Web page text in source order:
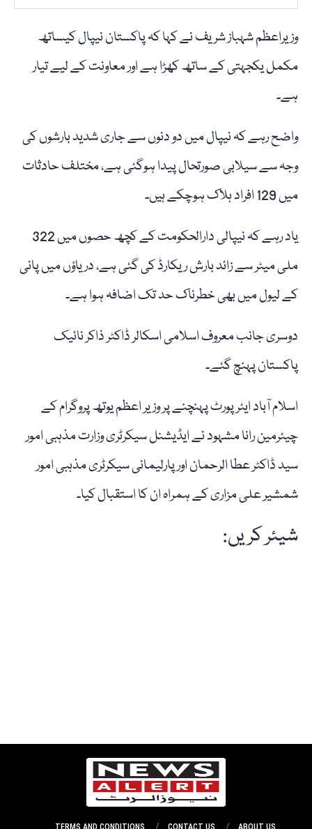
وزیراعظم شہباز شریف نے کہا کہ پاکستان نیپال کیساتھ
مکمل یکجہتی کے ساتھ کھڑا ہے اور معاونت کے لیے تیار
ہے۔
واضح رہے کہ نیپال میں دو دنوں سے جاری شدید بارشوں کی
وجہ سے سیلابی صورتحال پیدا ہوگئی ہے، مختلف حادثات
میں 129 افراد ہلاک ہوچکے ہیں۔
یاد رہے کہ نیپالی دارالحکومت کے کچھ حصوں میں 322
ملی میٹر سے زائد بارش ریکارڈ کی گئی ہے، دریاؤں میں پانی
کے لیول میں بھی خطرناک حد تک اضافہ ہوا ہے۔
دوسری جانب معروف اسلامی اسکالر ڈاکٹر ذاکر نائیک
پاکستان پہنچ گئے۔
اسلام آباد ایئرپورٹ پہنچنے پر وزیر اعظم یوتھ پروگرام کے
چیئرمین رانا مشہود نے ایڈیشنل سیکرٹری وزارت مذہبی امور
سید ڈاکٹر عطا الرحمان اور پارلیمانی سیکرٹری مذہبی امور
شمشیر علی مزاری کے ہمراہ ان کا استقبال کیا۔
شیئر کریں:
ABOUT US
CONTACT US
TERMS AND CONDITIONS